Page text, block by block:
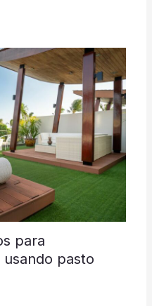
para
pasto